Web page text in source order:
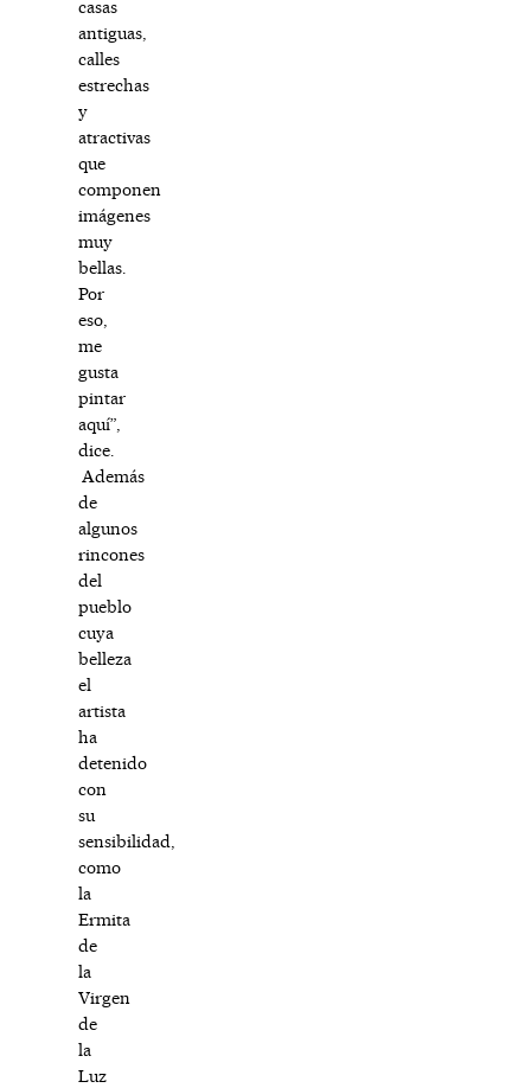
casas
antiguas,
calles
estrechas
y
atractivas
que
componen
imágenes
muy
bellas.
Por
eso,
me
gusta
pintar
aquí”,
dice.
Además
de
algunos
rincones
del
pueblo
cuya
belleza
el
artista
ha
detenido
con
su
sensibilidad,
como
la
Ermita
de
la
Virgen
de
la
Luz